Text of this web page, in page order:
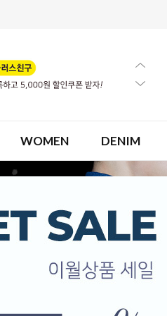
WOMEN DENIM